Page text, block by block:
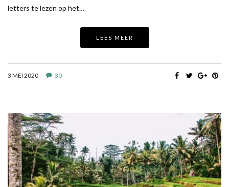
letters te lezen op het…
LEES MEER
3 MEI 2020 30